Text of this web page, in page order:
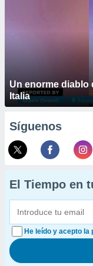
Un enorme diablo
Italia
Síguenos
El Tiempo en
He leído y acepto